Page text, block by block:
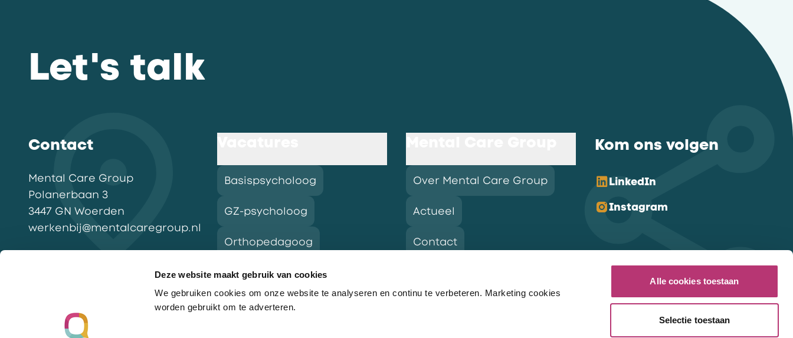
Deze website maakt gebruik van cookies
We gebruiken cookies om onze website te analyseren en continu te verbeteren. Marketing cookies
worden gebruikt om te adverteren.
Alle cookies toestaan
Selectie toestaan
Let's talk
Contact
Mental Care Group
Polanerbaan 3
3447 GN Woerden
werkenbij@mentalcaregroup.nl
Basispsycholoog
GZ-psycholoog
Orthopedagoog
Over Mental Care Group
Actueel
Contact
Kom ons volgen
LinkedIn
Instagram
Ga naar de homepagina
Vacatures